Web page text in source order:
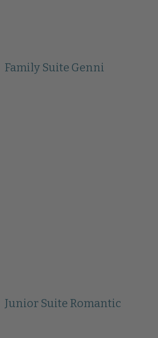
Family Suite Genni
Junior Suite Romantic